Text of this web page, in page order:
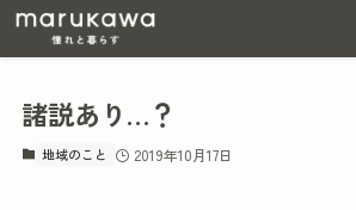
諸説あり…？
地域のこと 2019年10月17日